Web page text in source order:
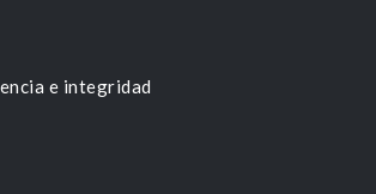
e integridad